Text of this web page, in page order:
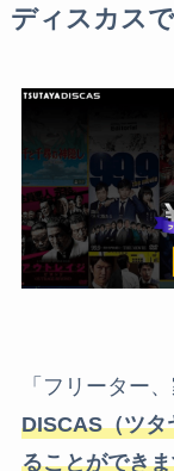
ディスカス
「フリーター
DISCAS（ツタ
ることができ